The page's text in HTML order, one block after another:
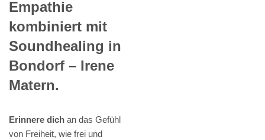
Empathie
kombiniert mit
Soundhealing in
Bondorf – Irene
Matern.
Erinnere dich an das Gefühl
von Freiheit, wie frei und